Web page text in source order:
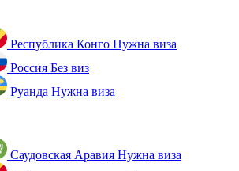
Республика Конго Нужна виза
Россия Без виз
Руанда Нужна виза
Саудовская Аравия Нужна виза